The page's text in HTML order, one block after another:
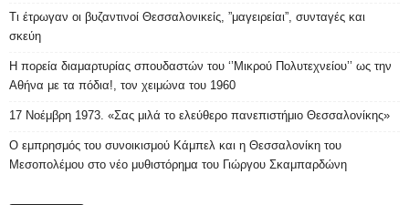
Τι έτρωγαν οι βυζαντινοί Θεσσαλονικείς, ”μαγειρείαι”, συνταγές και
σκεύη
Η πορεία διαμαρτυρίας σπουδαστών του ‘’Μικρού Πολυτεχνείου’’ ως την
Αθήνα με τα πόδια!, τον χειμώνα του 1960
17 Νοέμβρη 1973. «Σας μιλά το ελεύθερο πανεπιστήμιο Θεσσαλονίκης»
Ο εμπρησμός του συνοικισμού Κάμπελ και η Θεσσαλονίκη του
Μεσοπολέμου στο νέο μυθιστόρημα του Γιώργου Σκαμπαρδώνη